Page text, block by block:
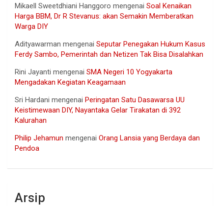
Mikaell Sweetdhiani Hanggoro mengenai Soal Kenaikan
Harga BBM, Dr R Stevanus: akan Semakin Memberatkan
Warga DIY
Adityawarman mengenai Seputar Penegakan Hukum Kasus
Ferdy Sambo, Pemerintah dan Netizen Tak Bisa Disalahkan
Rini Jayanti mengenai SMA Negeri 10 Yogyakarta
Mengadakan Kegiatan Keagamaan
Sri Hardani mengenai Peringatan Satu Dasawarsa UU
Keistimewaan DIY, Nayantaka Gelar Tirakatan di 392
Kalurahan
Philip Jehamun mengenai Orang Lansia yang Berdaya dan
Pendoa
Arsip